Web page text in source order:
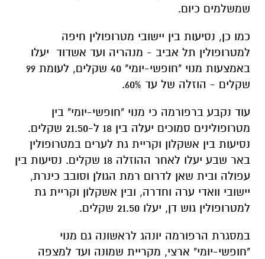
שמשלמים כיום.
כמו כן, נסיעות בין יישובי מטרופולין חיפה
למטרופולין תל אביב - מנהריה ועד אשדוד יעלו
באמצעות מנוי "חופשי-יומי" 40 שקלים, לעומת 99
שקלים - הוזלה של עד 60%.
עוד נקבע ברפורמה כי מנוי "חופשי-יומי" בין
מטרופולינים סמוכים יעלה בין 18 ל-21.50 שקלים.
נסיעות בין אשקלון וקריית גת לערים במטרופולין
באר שבע יעלו לאחר ההוזלה 18 שקלים. נסיעות בין
עפולה ובית שאן לדרום רמת הגולן וסובב כינרת,
יישובי וואדי ערה וחדרה, ובין אשקלון וקריית גת
למטרופולין גוש דן, יעלו 21.50 שקלים.
במסגרת הרפורמה יונהג לראשונה גם מנוי
"חופשי-יומי" ארצי, מקריית שמונה ועד למצפה